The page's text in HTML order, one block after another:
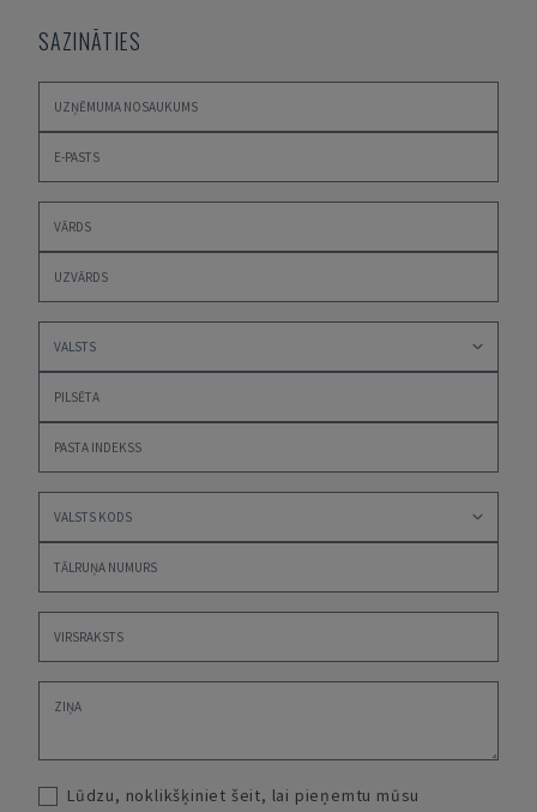
SAZINĀTIES
Lūdzu, noklikšķiniet šeit, lai pieņemtu mūsu